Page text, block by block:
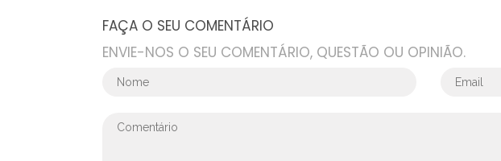
FAÇA O SEU COMENTÁRIO
ENVIE-NOS O SEU COMENTÁRIO, QUESTÃO OU OPINIÃO.